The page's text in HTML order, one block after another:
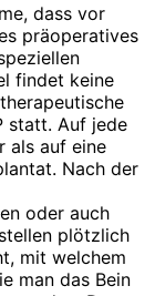
dass vor
präoperatives
findet keine
statt. Auf jede
als auf eine
Nach der
oder auch
plötzlich
mit welchem
man das Bein